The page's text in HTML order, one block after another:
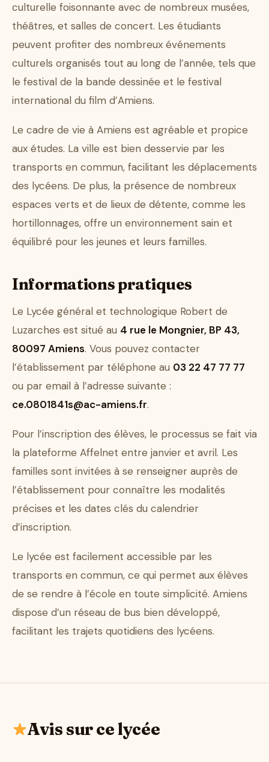
culturelle foisonnante avec de nombreux musées,
théâtres, et salles de concert. Les étudiants
peuvent profiter des nombreux événements
culturels organisés tout au long de l’année, tels que
le festival de la bande dessinée et le festival
international du film d’Amiens.
Le cadre de vie à Amiens est agréable et propice
aux études. La ville est bien desservie par les
transports en commun, facilitant les déplacements
des lycéens. De plus, la présence de nombreux
espaces verts et de lieux de détente, comme les
hortillonnages, offre un environnement sain et
équilibré pour les jeunes et leurs familles.
Informations pratiques
Le Lycée général et technologique Robert de
Luzarches est situé au 4 rue le Mongnier, BP 43,
80097 Amiens. Vous pouvez contacter
l’établissement par téléphone au 03 22 47 77 77
ou par email à l’adresse suivante :
ce.0801841s@ac-amiens.fr.
Pour l’inscription des élèves, le processus se fait via
la plateforme Affelnet entre janvier et avril. Les
familles sont invitées à se renseigner auprès de
l’établissement pour connaître les modalités
précises et les dates clés du calendrier
d’inscription.
Le lycée est facilement accessible par les
transports en commun, ce qui permet aux élèves
de se rendre à l’école en toute simplicité. Amiens
dispose d’un réseau de bus bien développé,
facilitant les trajets quotidiens des lycéens.
Avis sur ce lycée